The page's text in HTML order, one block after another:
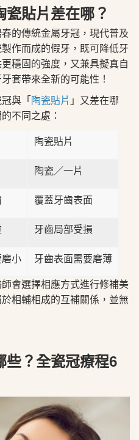
貼片差在哪？
的傳統金屬牙冠，現代普及
作而成的假牙，既可降低牙
穩固的強度，又兼具擬真自
套帶來全新的可能性！
與「 陶瓷貼片 」又差在哪
不同之處：
陶瓷貼片
陶瓷／一片
覆蓋牙齒表面
牙齒局部受損
小 牙齒表面需要磨薄
會選擇相應方式進行修補美
相輔相成的互補關係，並無
些？全瓷冠療程6